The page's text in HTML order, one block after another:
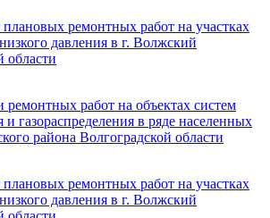
ремонтных работ на участках
давления в г. Волжский
области
работ на объектах систем
и газораспределения в ряде населенных
района Волгоградской области
ремонтных работ на участках
давления в г. Волжский